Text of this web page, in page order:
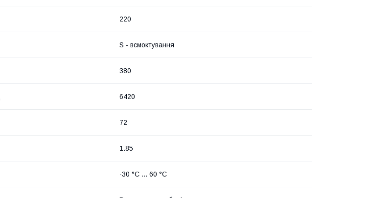
220
S - всмоктування
380
6420
72
1.85
-30 °C ... 60 °C